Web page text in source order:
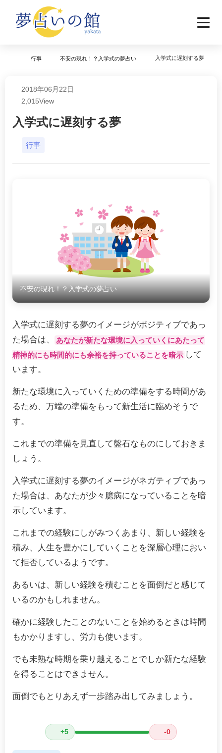
行事 不安の現れ！？入学式の夢占い 入学式に遅刻する夢
2018年06月22日
2,015View
入学式に遅刻する夢
行事
不安の現れ！？入学式の夢占い
入学式に遅刻する夢のイメージがポジティブであっ
た場合は、
あなたが新たな環境に入っていくにあたって
精神的にも時間的にも余裕を持っていることを暗示 して
います。
新たな環境に入っていくための準備をする時間があ
るため、万端の準備をもって新生活に臨めそうで
す。
これまでの準備を見直して盤石なものにしておきま
しょう。
入学式に遅刻する夢のイメージがネガティブであっ
た場合は、あなたが少々臆病になっていることを暗
示しています。
これまでの経験にしがみつくあまり、新しい経験を
積み、人生を豊かにしていくことを深層心理におい
て拒否しているようです。
あるいは、新しい経験を積むことを面倒だと感じて
いるのかもしれません。
確かに経験したことのないことを始めるときは時間
もかかりますし、労力も使います。
でも未熟な時期を乗り越えることでしか新たな経験
を得ることはできません。
面倒でもとりあえず一歩踏み出してみましょう。
+5 -0